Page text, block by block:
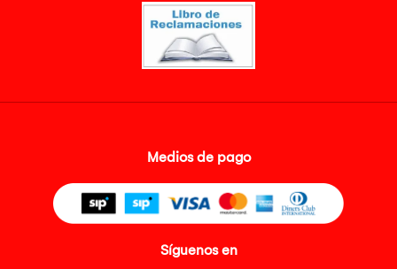
Medios de pago
Síguenos en